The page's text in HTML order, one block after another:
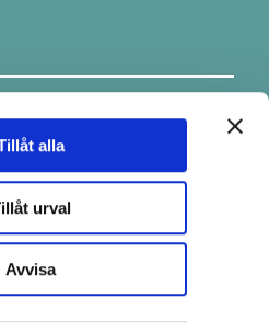
alla
urval
Avvisa
av tips & fina erbjudanden via